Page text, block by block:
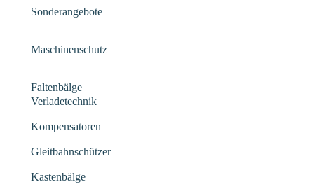
Sonderangebote
Maschinenschutz
Faltenbälge
Verladetechnik
Kompensatoren
Gleitbahnschützer
Kastenbälge